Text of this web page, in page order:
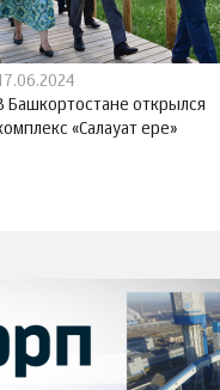
Башкортостане открылся
«Салауат ере»